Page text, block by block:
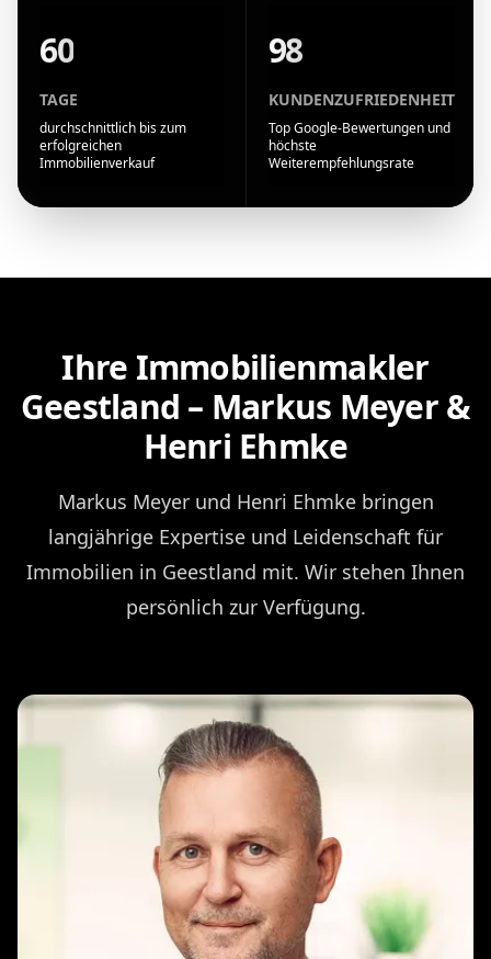
60
TAGE
durchschnittlich bis zum
erfolgreichen
Immobilienverkauf
98
KUNDENZUFRIEDENHEIT
Top Google-Bewertungen und
höchste
Weiterempfehlungsrate
Ihre Immobilienmakler
Geestland – Markus Meyer &
Henri Ehmke
Markus Meyer und Henri Ehmke bringen
langjährige Expertise und Leidenschaft für
Immobilien in Geestland mit. Wir stehen Ihnen
persönlich zur Verfügung.